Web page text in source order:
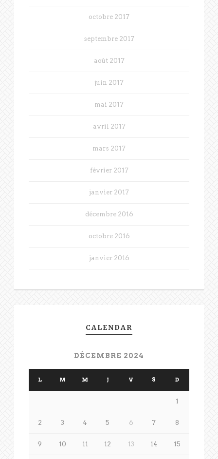
octobre 2017
septembre 2017
août 2017
juin 2017
mai 2017
avril 2017
mars 2017
février 2017
janvier 2017
décembre 2016
octobre 2016
janvier 2016
CALENDAR
DÉCEMBRE 2024
L M M J V S D
1
2 3 4 5 6 7 8
9 10 11 12 13 14 15